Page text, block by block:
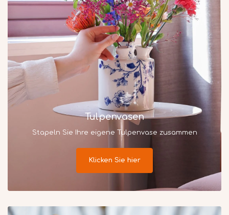
Tulpenvasen
Stapeln Sie Ihre eigene Tulpenvase zusammen
Klicken Sie hier